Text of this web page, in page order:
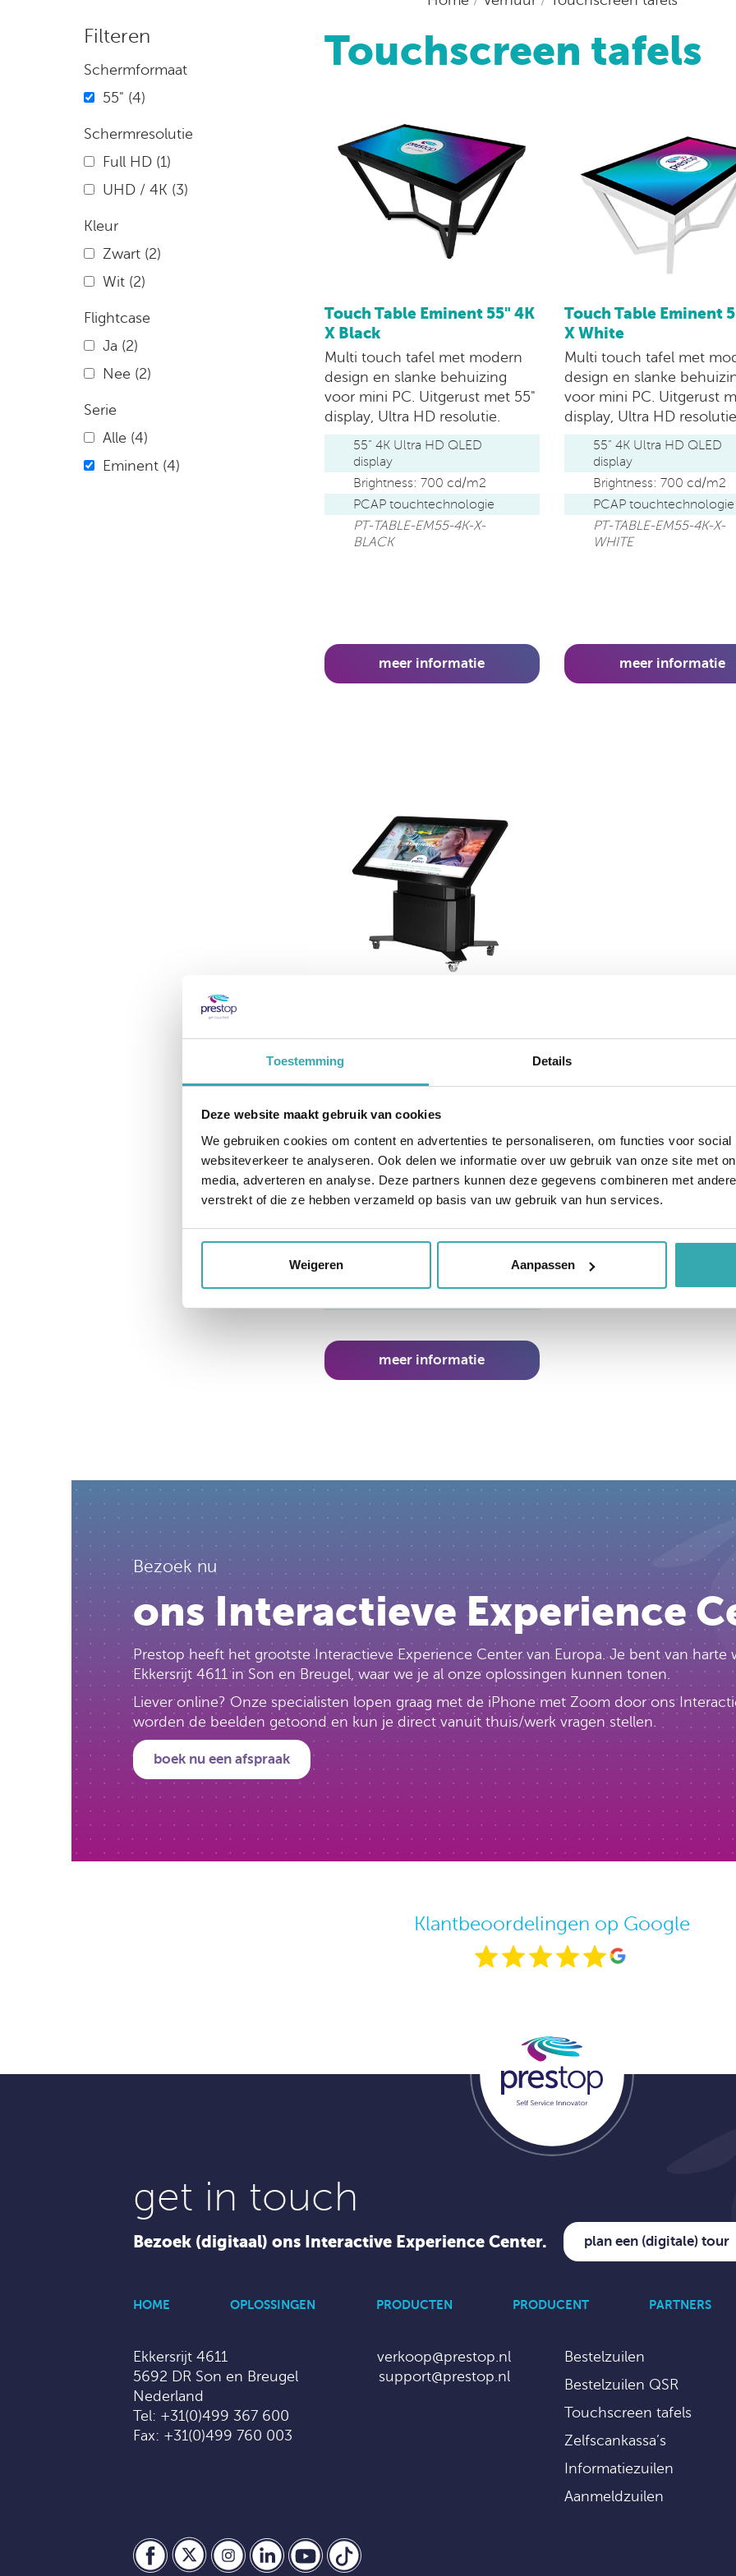
Toestemming Details
Deze website maakt gebruik van cookies
We gebruiken cookies om content en advertenties te personaliseren, om functies voor
websiteverkeer te analyseren. Ook delen we informatie over uw gebruik van onze site met
media, adverteren en analyse. Deze partners kunnen deze gegevens combineren met
verstrekt of die ze hebben verzameld op basis van uw gebruik van hun services.
Weigeren Aanpassen
Filteren
Schermformaat
55" (4)
Schermresolutie
Full HD (1)
UHD / 4K (3)
Kleur
Zwart (2)
Wit (2)
Flightcase
Ja (2)
Nee (2)
Serie
Alle (4)
Eminent (4)
Touchscreen tafels
Touch Table Eminent 55" 4K
X Black
Multi touch tafel met modern
design en slanke behuizing
voor mini PC. Uitgerust met 55"
display, Ultra HD resolutie.
55” 4K Ultra HD QLED
display
Brightness: 700 cd/m2
PCAP touchtechnologie
PT-TABLE-EM55-4K-X-
BLACK
meer informatie
Touch Table Eminent
X White
Multi touch tafel met
design en slanke
voor mini PC. Uitgerust
display, Ultra HD
55” 4K Ultra HD QLED
display
Brightness: 700 cd/m2
PCAP touchtechnologie
PT-TABLE-EM55-4K-X-
WHITE
meer informatie
Smart touchtafel met 55"
touchscreen. Ergonomisch in
kantelbaar. Eenvoudig
verplaatsbaar door de optionele
wielen.
55” Full HD display
Elektrisch in hoogte
Kantelbaar tot 90°
meer informatie
Bezoek nu
ons Interactieve Experience
Prestop heeft het grootste Interactieve Experience Center van Europa. Je bent van
Ekkersrijt 4611 in Son en Breugel, waar we je al onze oplossingen kunnen tonen.
Liever online? Onze specialisten lopen graag met de iPhone met Zoom door ons
worden de beelden getoond en kun je direct vanuit thuis/werk vragen stellen.
boek nu een afspraak
Klantbeoordelingen op Google
get in touch
Bezoek (digitaal) ons Interactive Experience Center. plan een (digitale) tour
HOME OPLOSSINGEN PRODUCTEN PRODUCENT PARTNERS
Ekkersrijt 4611
5692 DR Son en Breugel
Nederland
Tel: +31(0)499 367 600
Fax: +31(0)499 760 003
verkoop@prestop.nl
support@prestop.nl
Bestelzuilen
Bestelzuilen QSR
Touchscreen tafels
Zelfscankassa’s
Informatiezuilen
Aanmeldzuilen